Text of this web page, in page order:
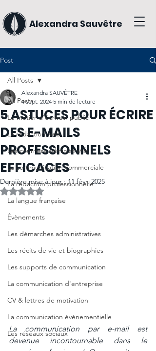
Alexandra Sauvêtre
Post
All Posts
Le métier d'écrivain public
La rédaction web
Les courriers administratifs
La communication commerciale
La rédaction professionnelle
La langue française
Évènements
Les démarches administratives
Les récits de vie et biographies
Les supports de communication
La communication d'entreprise
CV & lettres de motivation
La communication évènementielle
Les réseaux sociaux
All Posts
5 ASTUCES POUR ÉCRIRE
DES E-MAILS
PROFESSIONNELS
EFFICACES
Alexandra SAUVÊTRE
4 sept. 2024 5 min de lecture
Dernière mise à jour :11 févr. 2025
Noté NaN étoiles sur 5.
La communication par e-mail est
devenue incontournable dans le